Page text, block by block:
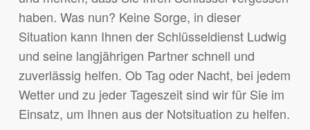
haben. Was nun? Keine Sorge, in dieser
Situation kann Ihnen der Schlüsseldienst Ludwig
und seine langjährigen Partner schnell und
zuverlässig helfen. Ob Tag oder Nacht, bei jedem
Wetter und zu jeder Tageszeit sind wir für Sie im
Einsatz, um Ihnen aus der Notsituation zu helfen.